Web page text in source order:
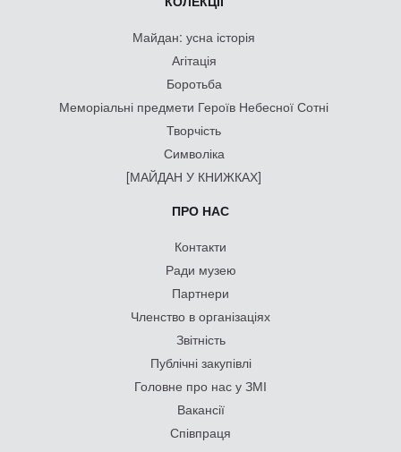
Майдан: усна історія
Агітація
Боротьба
Меморіальні предмети Героїв Небесної Сотні
Творчість
Символіка
[МАЙДАН У КНИЖКАХ]
ПРО НАС
Контакти
Ради музею
Партнери
Членство в організаціях
Звітність
Публічні закупівлі
Головне про нас у ЗМІ
Вакансії
Співпраця